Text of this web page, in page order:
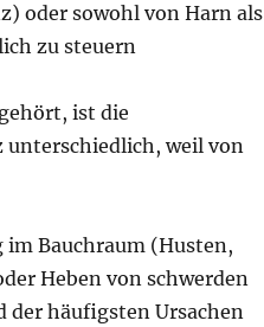
oder sowohl von Harn als
zu steuern
ist die
weil von
Bauchraum (Husten,
Heben von schwerden
der häufigsten Ursachen